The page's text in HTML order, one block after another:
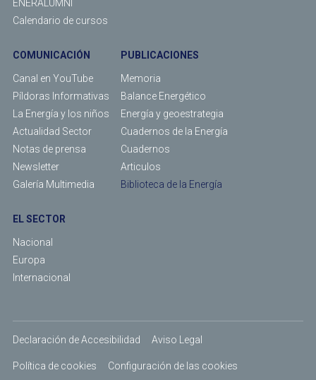
ENERALUMNI
Calendario de cursos
COMUNICACIÓN
Canal en YouTube
Píldoras Informativas
La Energía y los niños
Actualidad Sector
Notas de prensa
Newsletter
Galería Multimedia
PUBLICACIONES
Memoria
Balance Energético
Energía y geoestrategia
Cuadernos de la Energía
Cuadernos
Articulos
Biblioteca de la Energía
EL SECTOR
Nacional
Europa
Internacional
Declaración de Accesibilidad Aviso Legal
Política de cookies Configuración de las cookies